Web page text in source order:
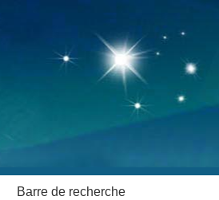
Barre de recherche